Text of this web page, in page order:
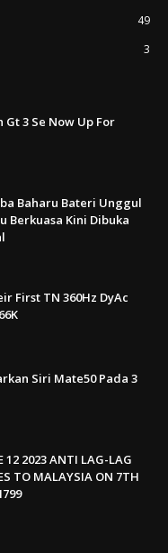
49
3
Gt 3 Se Now Up For
Baharu Bateri Unggul
Berkuasa Kini Dibuka
First TN 360Hz DyAc
Siri Mate50 Pada 3
12 2023 ANTI LAG-LAG
TO MALAYSIA ON 7TH